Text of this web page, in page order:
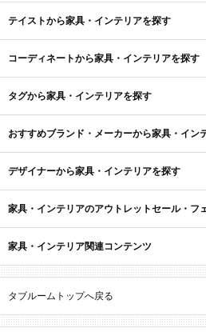
テイストから家具・インテリアを探す
コーディネートから家具・インテリアを探す
タグから家具・インテリアを探す
おすすめブランド・メーカーから家具・イン
デザイナーから家具・インテリアを探す
家具・インテリアのアウトレットセール・フ
家具・インテリア関連コンテンツ
タブルームトップへ戻る